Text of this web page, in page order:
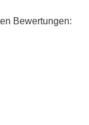
Bewertungen: